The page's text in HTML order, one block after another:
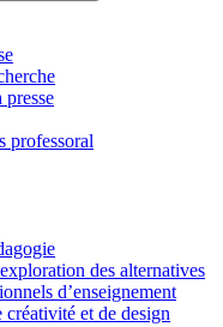
presse
professoral
des alternatives
d’enseignement
et de design